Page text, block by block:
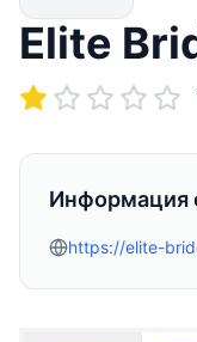
Elite
Информация
https://elite-